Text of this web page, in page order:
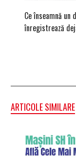
Ce înseamnă
înregistrează
ARTICOLE SIMILARE